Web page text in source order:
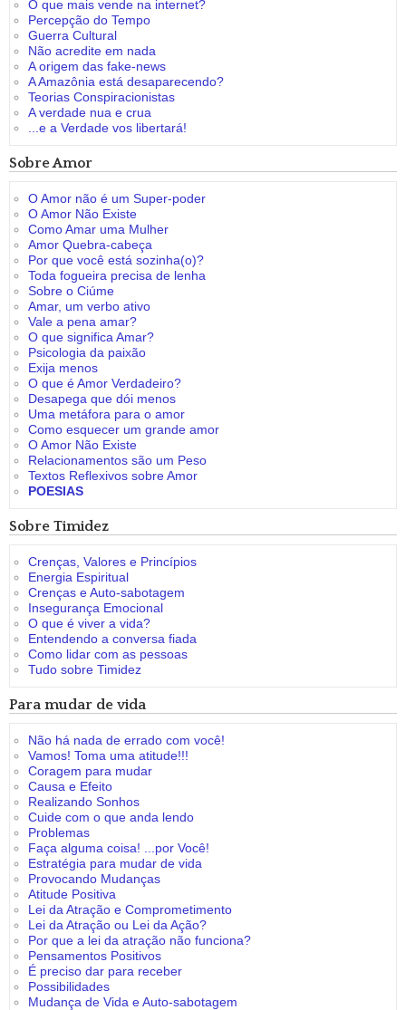
O que mais vende na internet?
Percepção do Tempo
Guerra Cultural
Não acredite em nada
A origem das fake-news
A Amazônia está desaparecendo?
Teorias Conspiracionistas
A verdade nua e crua
...e a Verdade vos libertará!
Sobre Amor
O Amor não é um Super-poder
O Amor Não Existe
Como Amar uma Mulher
Amor Quebra-cabeça
Por que você está sozinha(o)?
Toda fogueira precisa de lenha
Sobre o Ciúme
Amar, um verbo ativo
Vale a pena amar?
O que significa Amar?
Psicologia da paixão
Exija menos
O que é Amor Verdadeiro?
Desapega que dói menos
Uma metáfora para o amor
Como esquecer um grande amor
O Amor Não Existe
Relacionamentos são um Peso
Textos Reflexivos sobre Amor
POESIAS
Sobre Timidez
Crenças, Valores e Princípios
Energia Espiritual
Crenças e Auto-sabotagem
Insegurança Emocional
O que é viver a vida?
Entendendo a conversa fiada
Como lidar com as pessoas
Tudo sobre Timidez
Para mudar de vida
Não há nada de errado com você!
Vamos! Toma uma atitude!!!
Coragem para mudar
Causa e Efeito
Realizando Sonhos
Cuide com o que anda lendo
Problemas
Faça alguma coisa! ...por Você!
Estratégia para mudar de vida
Provocando Mudanças
Atitude Positiva
Lei da Atração e Comprometimento
Lei da Atração ou Lei da Ação?
Por que a lei da atração não funciona?
Pensamentos Positivos
É preciso dar para receber
Possibilidades
Mudança de Vida e Auto-sabotagem